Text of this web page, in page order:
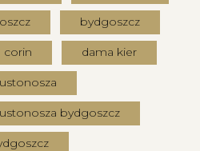
bydgoszcz
corin dama kier
bydgoszcz